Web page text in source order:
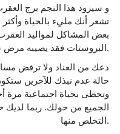
و سيزود هذا النجم برج
تشعر أنك مليء بالحياة
بعض المشاكل لمواليد
البروستات فقد يصيبه مرض شديد.
دعك من العناد ولا ترفض
حالة عدم نبذك للآخرين
وتحظى بحياة اجتماعية مرة
الجميع من حولك. ربما لديك
التخلص منها.